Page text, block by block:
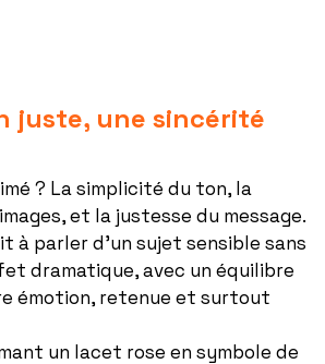
juste, une sincérité
? La simplicité du ton, la
et la justesse du message.
à parler d’un sujet sensible sans
dramatique, avec un équilibre
émotion, retenue et surtout
un lacet rose en symbole de